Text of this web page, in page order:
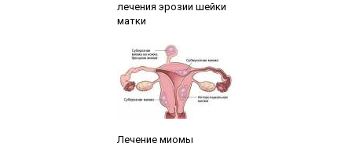
лечения эрозии шейки
матки
Лечение миомы